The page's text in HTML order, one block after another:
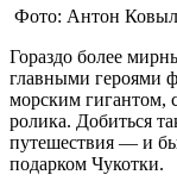
Фото: Антон
Гораздо более
главными героями
морским гигантом,
ролика. Добиться
путешествия — и
подарком Чукотки.